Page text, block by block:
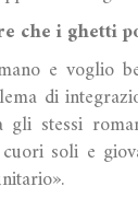
che i ghetti
e voglio
di
gli stessi
soli e